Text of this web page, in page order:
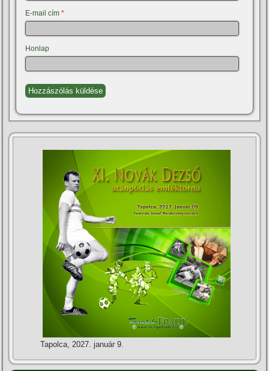
E-mail cím*
Honlap
Tapolca, 2027. január 9.